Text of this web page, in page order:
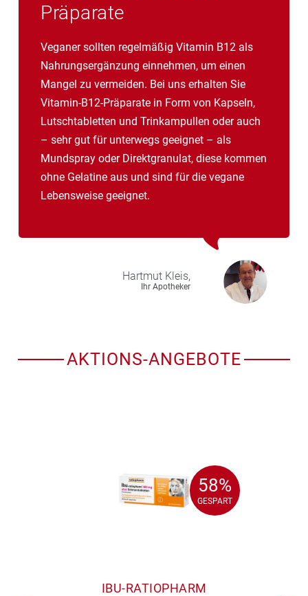
Präparate
Veganer sollten regelmäßig Vitamin B12 als
Nahrungsergänzung einnehmen, um einen
Mangel zu vermeiden. Bei uns erhalten Sie
Vitamin-B12-Präparate in Form von Kapseln,
Lutschtabletten und Trinkampullen oder auch
– sehr gut für unterwegs geeignet – als
Mundspray oder Direktgranulat, diese kommen
ohne Gelatine aus und sind für die vegane
Lebensweise geeignet.
Hartmut Kleis,
Ihr Apotheker
AKTIONS-ANGEBOTE
58%
GESPART
58%
GESPART
IBU-RATIOPHARM